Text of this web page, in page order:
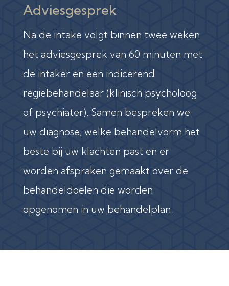
Adviesgesprek
Na de intake volgt binnen twee weken
het adviesgesprek van 60 minuten met
de intaker en een indicerend
regiebehandelaar (klinisch psycholoog
of psychiater). Samen bespreken we
uw diagnose, welke behandelvorm het
beste bij uw klachten past en er
worden afspraken gemaakt over de
behandeldoelen die worden
opgenomen in uw behandelplan.